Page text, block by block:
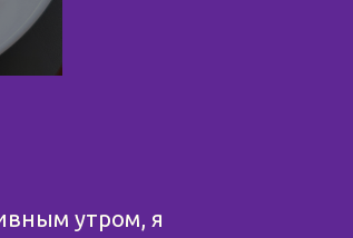
утром, я